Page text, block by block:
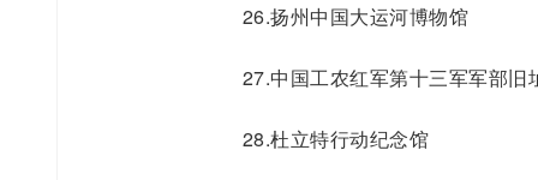
26.扬州中国大运河博物馆
27.中国工农红军第十三军军部旧
28.杜立特行动纪念馆